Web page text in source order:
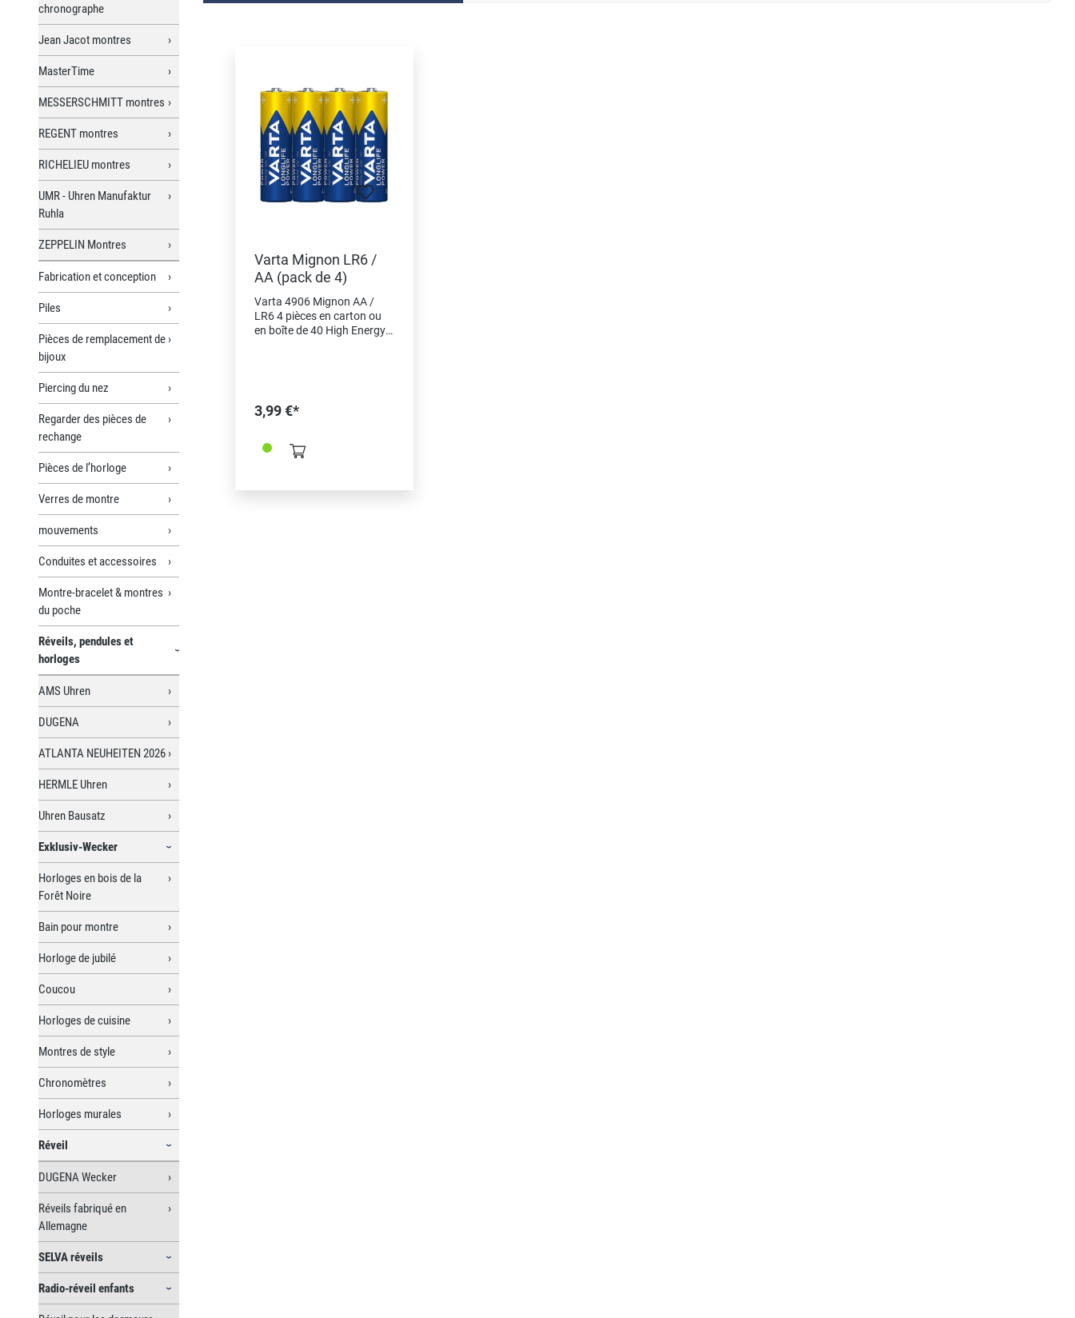
chronographe
Jean Jacot montres
MasterTime
MESSERSCHMITT montres
REGENT montres
RICHELIEU montres
UMR - Uhren Manufaktur
Ruhla
ZEPPELIN Montres
Fabrication et conception
Piles
Pièces de remplacement de
bijoux
Piercing du nez
Regarder des pièces de
rechange
Pièces de l’horloge
Verres de montre
mouvements
Conduites et accessoires
Montre-bracelet & montres
du poche
Réveils, pendules et
horloges
AMS Uhren
DUGENA
ATLANTA NEUHEITEN 2026
HERMLE Uhren
Uhren Bausatz
Exklusiv-Wecker
Horloges en bois de la
Forêt Noire
Bain pour montre
Horloge de jubilé
Coucou
Horloges de cuisine
Montres de style
Chronomètres
Horloges murales
Réveil
DUGENA Wecker
Réveils fabriqué en
Allemagne
SELVA réveils
Radio-réveil enfants
Varta Mignon LR6 /
AA (pack de 4)
Varta 4906 Mignon AA /
LR6 4 pièces en carton ou
en boîte de 40 High Energy
sans fil, lampes de poche,
comme élément de qualité
et preuve d'origine Pour le
choisissez la référence
3,99 €*